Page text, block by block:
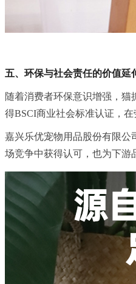
五、环保与社会责任的价值延
随着消费者环保意识增强，
得BSCI商业社会标准认证，
嘉兴乐优宠物用品股份有限公
场竞争中获得认可，也为下游